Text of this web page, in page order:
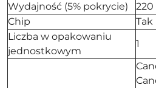
Wydajność (5% pokrycie)
220
Chip
Tak
Liczba w opakowaniu
jednostkowym
1